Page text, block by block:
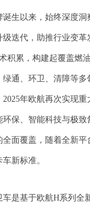
诞生以来，始终深度洞
迭代，助推行业变革
积累，构建起覆盖燃
通、环卫、清障等多
2025年欧航再次实现
保、智能科技与极
面覆盖，随着全新
新标准。
车是基于欧航H系列全